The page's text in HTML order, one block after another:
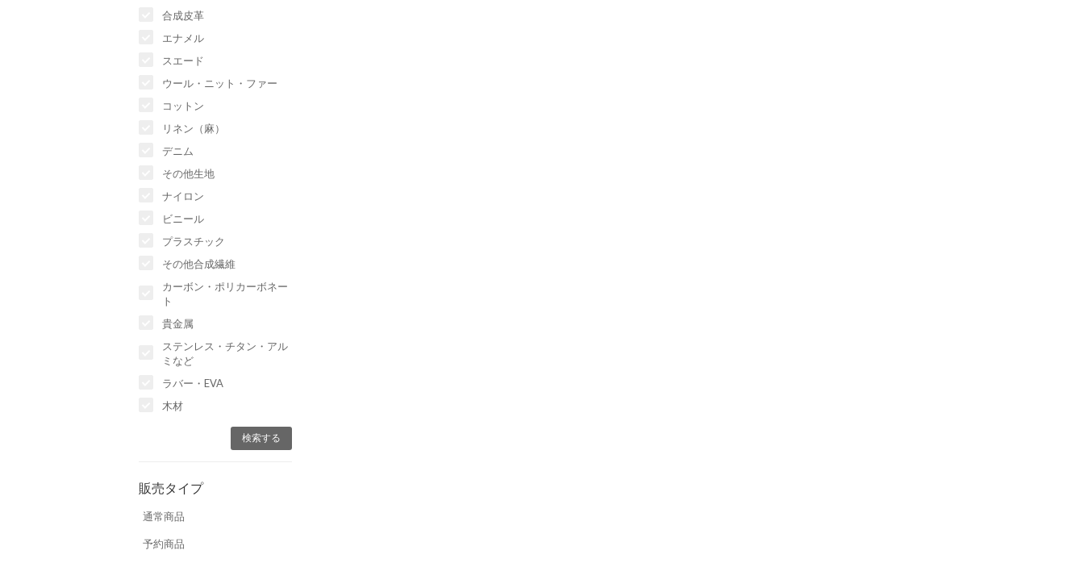
合成皮革
エナメル
スエード
ウール・ニット・ファー
コットン
リネン（麻）
デニム
その他生地
ナイロン
ビニール
プラスチック
その他合成繊維
カーボン・ポリカーボネー
ト
貴金属
ステンレス・チタン・アル
ミなど
ラバー・EVA
木材
販売タイプ
通常商品
予約商品